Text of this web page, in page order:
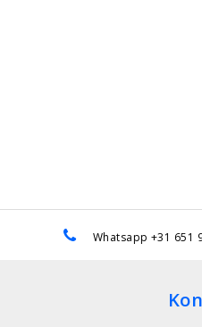
Whatsapp +31 651